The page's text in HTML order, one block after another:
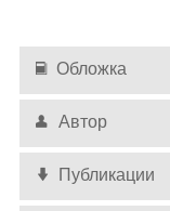
Обложка
Автор
Публикации